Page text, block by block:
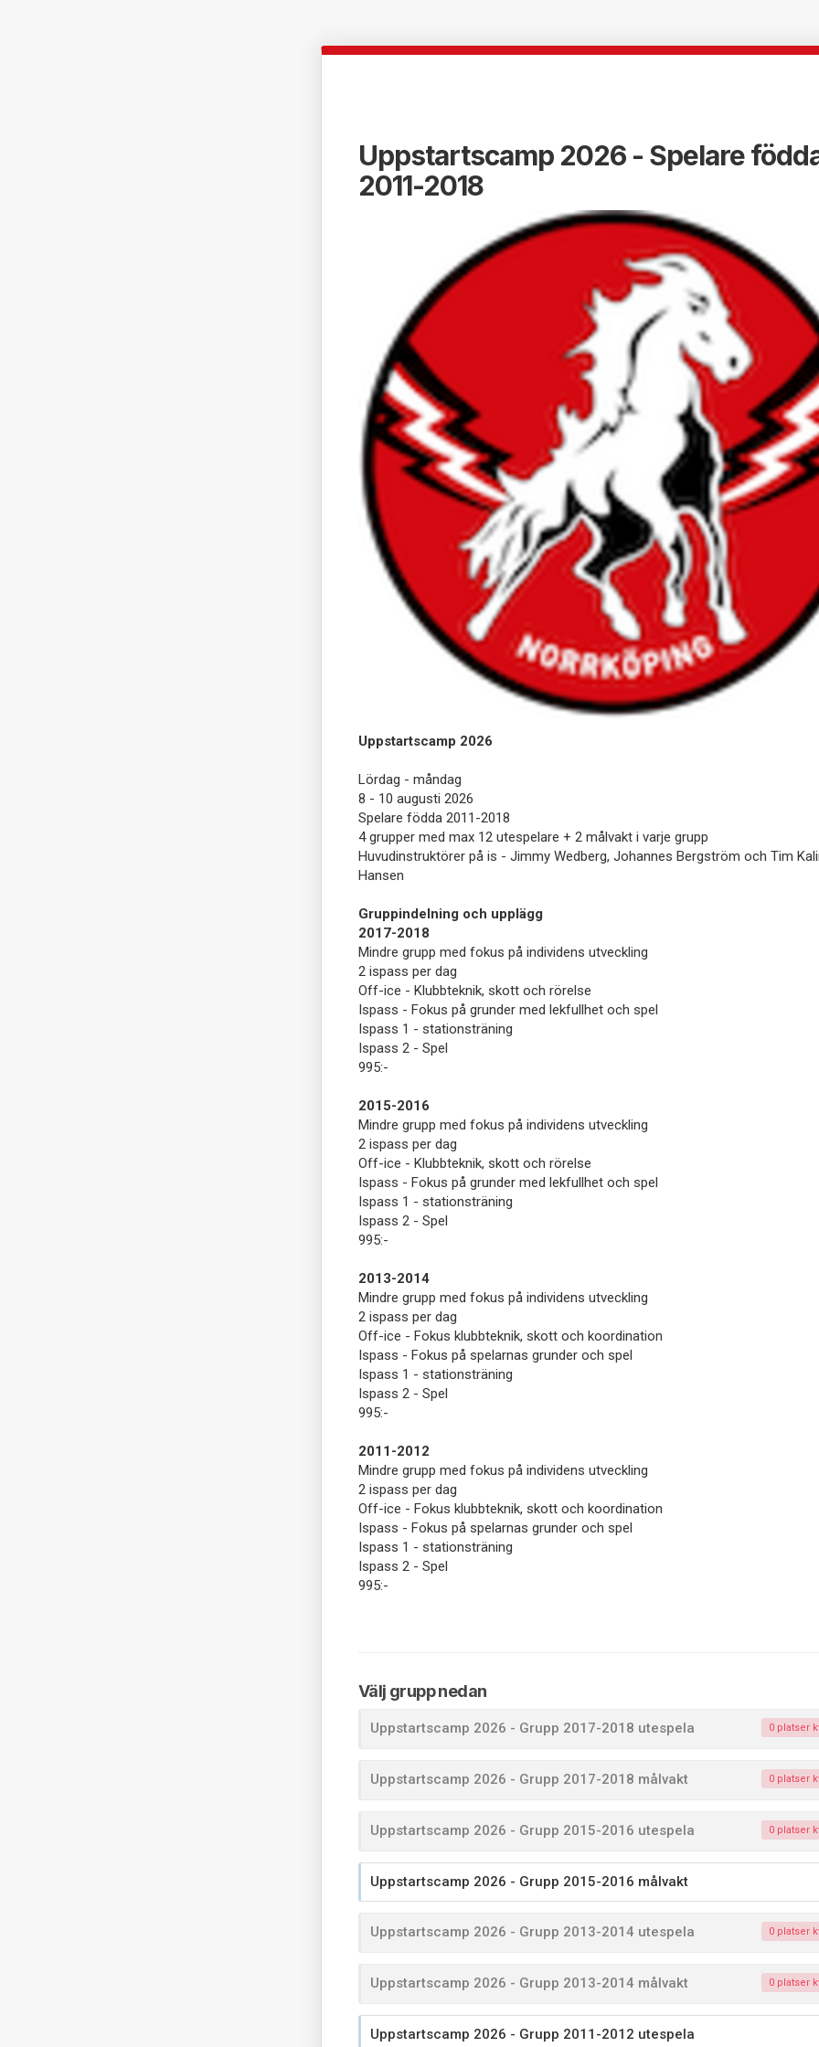
Uppstartscamp 2026 - Spelare
2011-2018
Uppstartscamp 2026
Lördag - måndag
8 - 10 augusti 2026
Spelare födda 2011-2018
4 grupper med max 12 utespelare + 2 målvakt i varje grupp
Huvudinstruktörer på is - Jimmy Wedberg, Johannes Bergström och Tim
Hansen
Gruppindelning och upplägg
2017-2018
Mindre grupp med fokus på individens utveckling
2 ispass per dag
Off-ice - Klubbteknik, skott och rörelse
Ispass - Fokus på grunder med lekfullhet och spel
Ispass 1 - stationsträning
Ispass 2 - Spel
995:-
2015-2016
Mindre grupp med fokus på individens utveckling
2 ispass per dag
Off-ice - Klubbteknik, skott och rörelse
Ispass - Fokus på grunder med lekfullhet och spel
Ispass 1 - stationsträning
Ispass 2 - Spel
995:-
2013-2014
Mindre grupp med fokus på individens utveckling
2 ispass per dag
Off-ice - Fokus klubbteknik, skott och koordination
Ispass - Fokus på spelarnas grunder och spel
Ispass 1 - stationsträning
Ispass 2 - Spel
995:-
2011-2012
Mindre grupp med fokus på individens utveckling
2 ispass per dag
Off-ice - Fokus klubbteknik, skott och koordination
Ispass - Fokus på spelarnas grunder och spel
Ispass 1 - stationsträning
Ispass 2 - Spel
995:-
Välj grupp nedan
Uppstartscamp 2026 - Grupp 2017-2018 utespela 0 platser
Uppstartscamp 2026 - Grupp 2017-2018 målvakt 0 platser
Uppstartscamp 2026 - Grupp 2015-2016 utespela 0 platser
Uppstartscamp 2026 - Grupp 2015-2016 målvakt
Uppstartscamp 2026 - Grupp 2013-2014 utespela 0 platser
Uppstartscamp 2026 - Grupp 2013-2014 målvakt 0 platser
Uppstartscamp 2026 - Grupp 2011-2012 utespela